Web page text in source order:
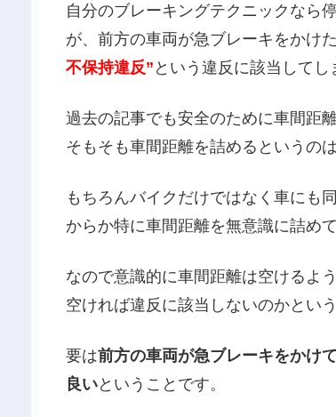
自分のブレーキングテクニックなら
が、前方の車両が急ブレーキをかけ
不保持違反” という違反に該当してし
過去の記事でも安全のために車間距
そもそも車間距離を詰めるというの
もちろんバイクだけではなく車にも
からか特に車間距離を無意識に詰め
なので意識的に車間距離は空けるよ
空ければ違反に該当しないのかとい
要は前方の車両が急ブレーキをかけ
良いということです。